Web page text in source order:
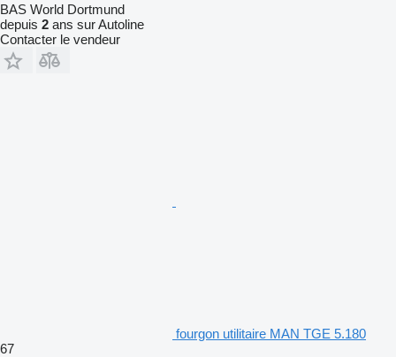
BAS World Dortmund
depuis 2 ans sur Autoline
Contacter le vendeur
fourgon utilitaire MAN TGE 5.180
67